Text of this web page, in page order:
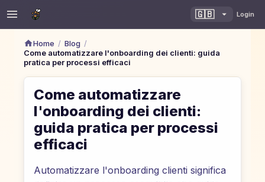
🇬🇧 Login
Home / Blog /
Come automatizzare l'onboarding dei clienti: guida
pratica per processi efficaci
Come automatizzare
l'onboarding dei clienti:
guida pratica per processi
efficaci
Automatizzare l'onboarding clienti significa